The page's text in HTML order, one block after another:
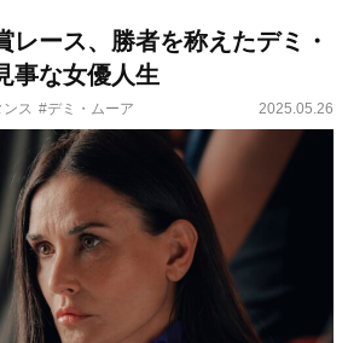
レース、勝者を称えたデミ・
事な女優人生
ス #デミ・ムーア 2025.05.26